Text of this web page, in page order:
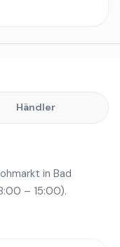
Händler
in Bad
– 15:00).